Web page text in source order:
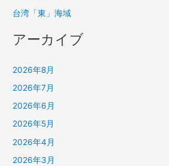
台湾「東」海域
アーカイブ
2026年8月
2026年7月
2026年6月
2026年5月
2026年4月
2026年3月